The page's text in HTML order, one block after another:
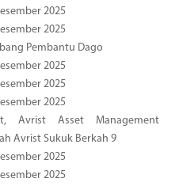
2025
2025
Pembantu Dago
2025
2025
2025
Avrist Asset Management
Avrist Sukuk Berkah 9
2025
2025